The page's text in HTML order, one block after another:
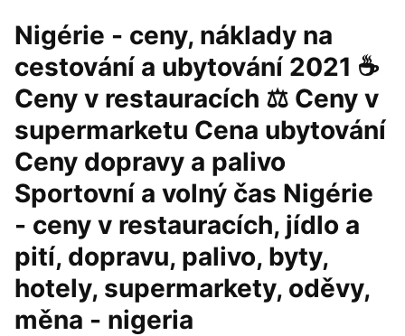
Nigérie - ceny, náklady na
cestování a ubytování 2021 ☕
Ceny v restauracích ⚖ Ceny v
supermarketu Cena ubytování
Ceny dopravy a palivo
Sportovní a volný čas Nigérie
- ceny v restauracích, jídlo a
pití, dopravu, palivo, byty,
hotely, supermarkety, oděvy,
měna - nigeria